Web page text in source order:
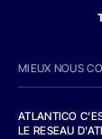
MIEUX NOUS
ATLANTICO
LE RESEAU